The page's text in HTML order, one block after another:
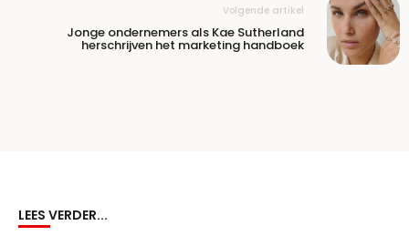
Volgende artikel
Jonge ondernemers als Kae Sutherland
herschrijven het marketing handboek
LEES VERDER...